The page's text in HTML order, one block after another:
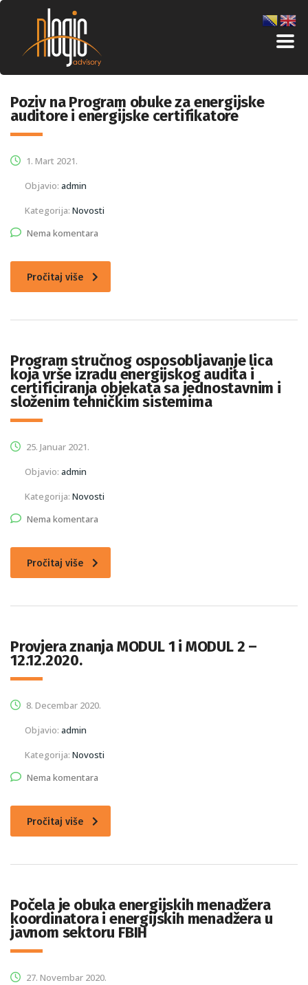
Poziv na Program obuke za energijske
auditore i energijske certifikatore
1. Mart 2021.
Objavio: admin
Kategorija: Novosti
Nema komentara
Pročitaj više
Program stručnog osposobljavanje lica
koja vrše izradu energijskog audita i
certificiranja objekata sa jednostavnim i
složenim tehničkim sistemima
25. Januar 2021.
Objavio: admin
Kategorija: Novosti
Nema komentara
Pročitaj više
Provjera znanja MODUL 1 i MODUL 2 –
12.12.2020.
8. Decembar 2020.
Objavio: admin
Kategorija: Novosti
Nema komentara
Pročitaj više
Počela je obuka energijskih menadžera
koordinatora i energijskih menadžera u
javnom sektoru FBIH
27. Novembar 2020.